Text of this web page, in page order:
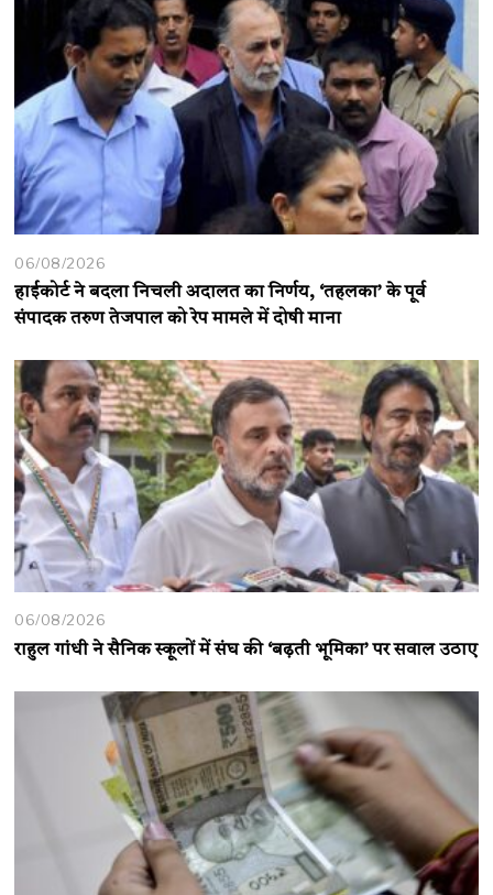
06/08/2026
हाईकोर्ट ने बदला निचली अदालत का निर्णय, ‘तहलका’ के पूर्व
संपादक तरुण तेजपाल को रेप मामले में दोषी माना
06/08/2026
राहुल गांधी ने सैनिक स्कूलों में संघ की ‘बढ़ती भूमिका’ पर सवाल उठाए